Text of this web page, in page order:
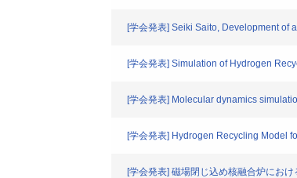
[学会発表] Seiki Saito, Development
[学会発表] Simulation of Hydrogen
[学会発表] Molecular dynamics
[学会発表] Hydrogen Recycling Model
[学会発表] 磁場閉じ込め核融合炉にお